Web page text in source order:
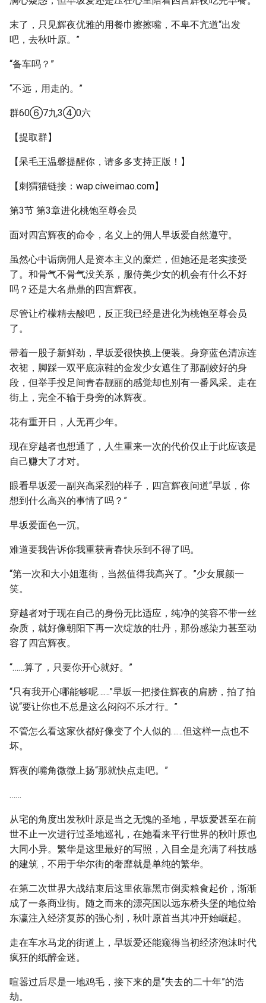
末了，只见辉夜优雅的用餐巾擦擦嘴，不卑不亢道“出发
吧，去秋叶原。”
“备车吗？”
“不远，用走的。”
群60⑥7九3④0六
【提取群】
【呆毛王温馨提醒你，请多多支持正版！】
【刺猬猫链接：wap.ciweimao.com】
第3节 第3章进化桃饱至尊会员
面对四宫辉夜的命令，名义上的佣人早坂爱自然遵守。
虽然心中诟病佣人是资本主义的糜烂，但她还是老实接受
了。和骨气不骨气没关系，服侍美少女的机会有什么不好
吗？还是大名鼎鼎的四宫辉夜。
尽管让柠檬精去酸吧，反正我已经是进化为桃饱至尊会员
了。
带着一股子新鲜劲，早坂爱很快换上便装。身穿蓝色清凉连
衣裙，脚踩一双平底凉鞋的金发少女遮住了那副姣好的身
段，但举手投足间青春靓丽的感觉却也别有一番风采。走在
街上，完全不输于身旁的冰辉夜。
花有重开日，人无再少年。
现在穿越者也想通了，人生重来一次的代价仅止于此应该是
自己赚大了才对。
眼看早坂爱一副兴高采烈的样子，四宫辉夜问道“早坂，你
想到什么高兴的事情了吗？”
早坂爱面色一沉。
难道要我告诉你我重获青春快乐到不得了吗。
“第一次和大小姐逛街，当然值得我高兴了。”少女展颜一
笑。
穿越者对于现在自己的身份无比适应，纯净的笑容不带一丝
杂质，就好像朝阳下再一次绽放的牡丹，那份感染力甚至动
容了四宫辉夜。
“……算了，只要你开心就好。”
“只有我开心哪能够呢……”早坂一把搂住辉夜的肩膀，拍了拍
说“要让你也不总是这么闷闷不乐才行。”
不管怎么看这家伙都好像变了个人似的……但这样一点也不
坏。
辉夜的嘴角微微上扬“那就快点走吧。”
……
从宅的角度出发秋叶原是当之无愧的圣地，早坂爱甚至在前
世不止一次进行过圣地巡礼，在她看来平行世界的秋叶原也
大同小异。繁华是这里最好的写照，入目全是充满了科技感
的建筑，不用于华尔街的奢靡就是单纯的繁华。
在第二次世界大战结束后这里依靠黑市倒卖粮食起价，渐渐
成了一条商业街。随之而来的漂亮国以远东桥头堡的地位给
东瀛注入经济复苏的强心剂，秋叶原首当其冲开始崛起。
走在车水马龙的街道上，早坂爱还能窥得当初经济泡沫时代
疯狂的纸醉金迷。
喧嚣过后尽是一地鸡毛，接下来的是“失去的二十年”的浩
劫。